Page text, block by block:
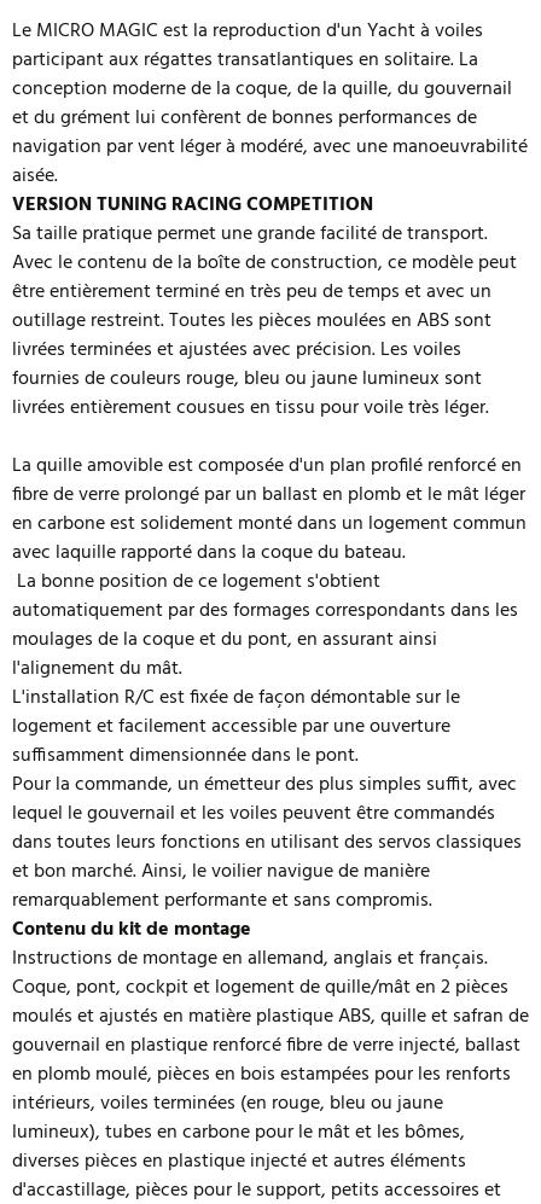
Le MICRO MAGIC est la reproduction d'un Yacht à voiles
participant aux régattes transatlantiques en solitaire. La
conception moderne de la coque, de la quille, du gouvernail
et du grément lui confèrent de bonnes performances de
navigation par vent léger à modéré, avec une manoeuvrabilité
aisée.
VERSION TUNING RACING COMPETITION
Sa taille pratique permet une grande facilité de transport.
Avec le contenu de la boîte de construction, ce modèle peut
être entièrement terminé en très peu de temps et avec un
outillage restreint. Toutes les pièces moulées en ABS sont
livrées terminées et ajustées avec précision. Les voiles
fournies de couleurs rouge, bleu ou jaune lumineux sont
livrées entièrement cousues en tissu pour voile très léger.
La quille amovible est composée d'un plan profilé renforcé en
fibre de verre prolongé par un ballast en plomb et le mât léger
en carbone est solidement monté dans un logement commun
avec laquille rapporté dans la coque du bateau.
La bonne position de ce logement s'obtient
automatiquement par des formages correspondants dans les
moulages de la coque et du pont, en assurant ainsi
l'alignement du mât.
L'installation R/C est fixée de façon démontable sur le
logement et facilement accessible par une ouverture
suffisamment dimensionnée dans le pont.
Pour la commande, un émetteur des plus simples suffit, avec
lequel le gouvernail et les voiles peuvent être commandés
dans toutes leurs fonctions en utilisant des servos classiques
et bon marché. Ainsi, le voilier navigue de manière
remarquablement performante et sans compromis.
Contenu du kit de montage
Instructions de montage en allemand, anglais et français.
Coque, pont, cockpit et logement de quille/mât en 2 pièces
moulés et ajustés en matière plastique ABS, quille et safran de
gouvernail en plastique renforcé fibre de verre injecté, ballast
en plomb moulé, pièces en bois estampées pour les renforts
intérieurs, voiles terminées (en rouge, bleu ou jaune
lumineux), tubes en carbone pour le mât et les bômes,
diverses pièces en plastique injecté et autres éléments
d'accastillage, pièces pour le support, petits accessoires et